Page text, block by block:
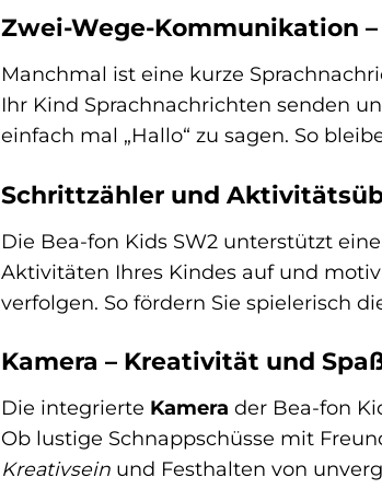
Zwei-Wege-Kommunikation
Manchmal ist eine kurze
Ihr Kind Sprachnachrichten senden
einfach mal „Hallo“ zu sagen. So
Schrittzähler und
Die Bea-fon Kids SW2 unterstützt
Aktivitäten Ihres Kindes auf und
verfolgen. So fördern Sie spielerisch
Kamera – Kreativität und
Die integrierte Kamera der Bea-fon
Ob lustige Schnappschüsse mit
Kreativsein und Festhalten von